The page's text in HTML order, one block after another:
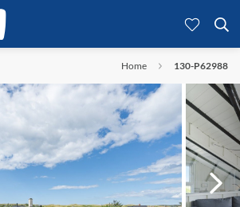
Home 130-P62988